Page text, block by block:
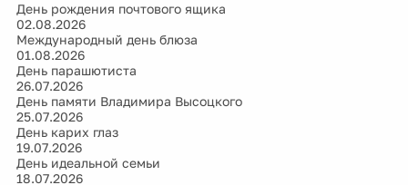
День рождения почтового ящика
02.08.2026
Международный день блюза
01.08.2026
День парашютиста
26.07.2026
День памяти Владимира Высоцкого
25.07.2026
День карих глаз
19.07.2026
День идеальной семьи
18.07.2026